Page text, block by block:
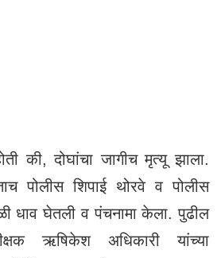
की, दोघांचा जागीच मृत्यू झाला.
पोलीस शिपाई थोरवे व पोलीस
धाव घेतली व पंचनामा केला. पुढील
ऋषिकेश अधिकारी यांच्या